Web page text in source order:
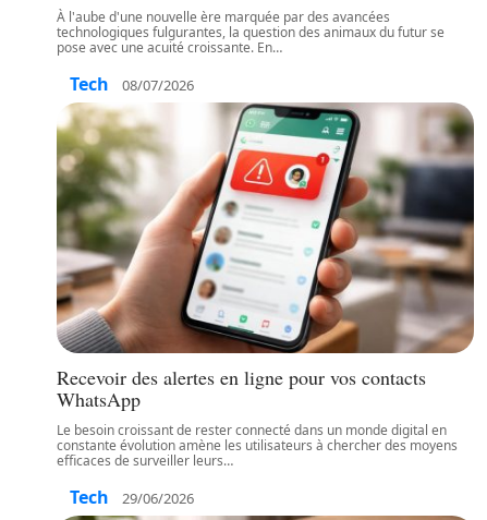
À l'aube d'une nouvelle ère marquée par des avancées
technologiques fulgurantes, la question des animaux du futur se
pose avec une acuité croissante. En…
Tech 08/07/2026
Recevoir des alertes en ligne pour vos contacts
WhatsApp
Le besoin croissant de rester connecté dans un monde digital en
constante évolution amène les utilisateurs à chercher des moyens
efficaces de surveiller leurs…
Tech 29/06/2026